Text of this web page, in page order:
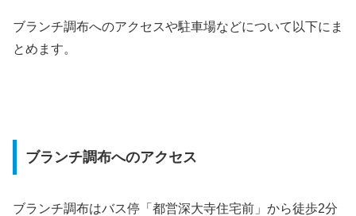
ブランチ調布へのアクセスや駐車場などについて以下にま
とめます。
ブランチ調布へのアクセス
ブランチ調布はバス停「都営深大寺住宅前」から徒歩2分